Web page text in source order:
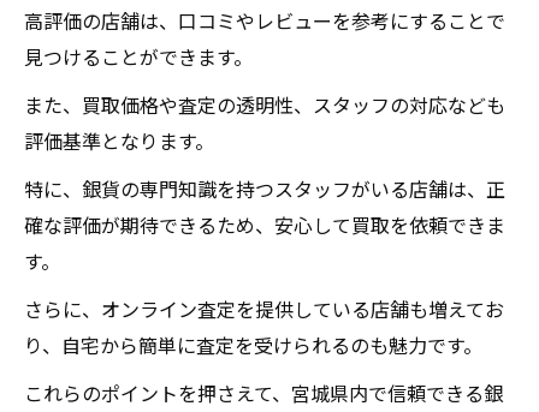
高評価の店舗は、口コミやレビューを参考にすることで
見つけることができます。
また、買取価格や査定の透明性、スタッフの対応なども
評価基準となります。
特に、銀貨の専門知識を持つスタッフがいる店舗は、正
確な評価が期待できるため、安心して買取を依頼できま
す。
さらに、オンライン査定を提供している店舗も増えてお
り、自宅から簡単に査定を受けられるのも魅力です。
これらのポイントを押さえて、宮城県内で信頼できる銀